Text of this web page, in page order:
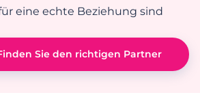
eine echte Beziehung sind
Sie den richtigen Partner